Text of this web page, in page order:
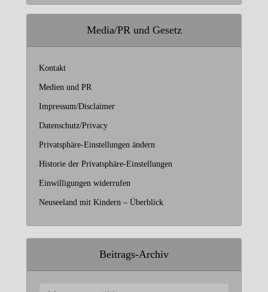
Media/PR und Gesetz
Kontakt
Medien und PR
Impressum/Disclaimer
Datenschutz/Privacy
Privatsphäre-Einstellungen ändern
Historie der Privatsphäre-Einstellungen
Einwilligungen widerrufen
Neuseeland mit Kindern – Überblick
Beitrags-Archiv